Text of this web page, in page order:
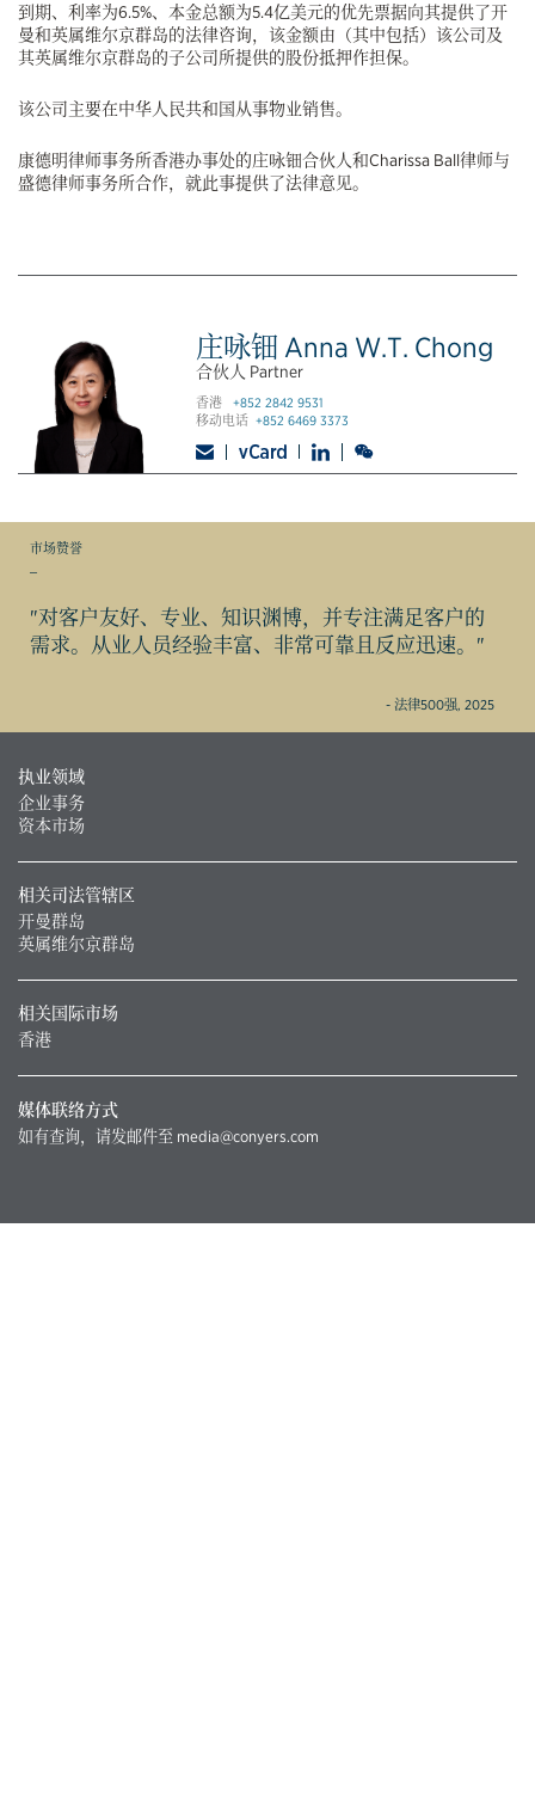
到期、利率为6.5%、本金总额为5.4亿美元的优先票据向其提供了开
曼和英属维尔京群岛的法律咨询，该金额由（其中包括）该公司及
其英属维尔京群岛的子公司所提供的股份抵押作担保。
该公司主要在中华人民共和国从事物业销售。
康德明律师事务所香港办事处的庄咏钿合伙人和Charissa Ball律师与
盛德律师事务所合作，就此事提供了法律意见。
庄咏钿 Anna W.T. Chong
合伙人 Partner
香港+852 2842 9531
移动电话+852 6469 3373
市场赞誉
"对客户友好、专业、知识渊博，并专注满足客户的
需求。从业人员经验丰富、非常可靠且反应迅速。"
- 法律500强, 2025
执业领域
企业事务
资本市场
相关司法管辖区
开曼群岛
英属维尔京群岛
相关国际市场
香港
媒体联络方式
如有查询，请发邮件至 media@conyers.com